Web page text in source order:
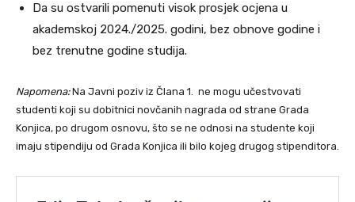
Da su ostvarili pomenuti visok prosjek ocjena u
akademskoj 2024./2025. godini, bez obnove godine i
bez trenutne godine studija.
Napomena:Na Javni poziv iz Člana 1. ne mogu učestvovati
studenti koji su dobitnici novčanih nagrada od strane Grada
Konjica, po drugom osnovu, što se ne odnosi na studente koji
imaju stipendiju od Grada Konjica ili bilo kojeg drugog stipenditora.